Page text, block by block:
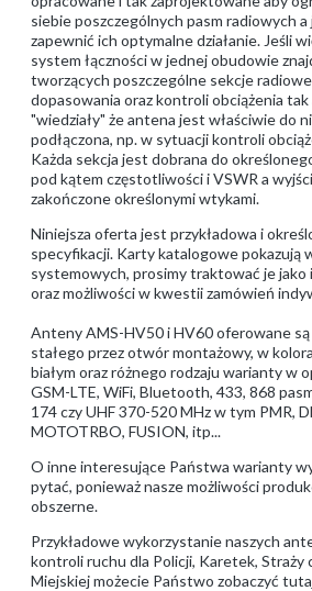
siebie poszczególnych pasm radiowych
zapewnić ich optymalne działanie. Jeśli
system łączności w jednej obudowie
tworzących poszczególne sekcje radiowe
dopasowania oraz kontroli obciążenia tak
"wiedziały" że antena jest właściwie do
podłączona, np. w sytuacji kontroli
Każda sekcja jest dobrana do
pod kątem częstotliwości i VSWR a
zakończone określonymi wtykami.
Niniejsza oferta jest przykładowa i
specyfikacji. Karty katalogowe pokazują
systemowych, prosimy traktować je jako
oraz możliwości w kwestii zamówień
Anteny AMS-HV50 i HV60 oferowane
stałego przez otwór montażowy, w
białym oraz różnego rodzaju warianty w
GSM-LTE, WiFi, Bluetooth, 433, 868
174 czy UHF 370-520 MHz w tym PMR,
MOTOTRBO, FUSION, itp...
O inne interesujące Państwa warianty
pytać, ponieważ nasze możliwości
obszerne.
Przykładowe wykorzystanie naszych
kontroli ruchu dla Policji, Karetek, Straży
Miejskiej możecie Państwo zobaczyć